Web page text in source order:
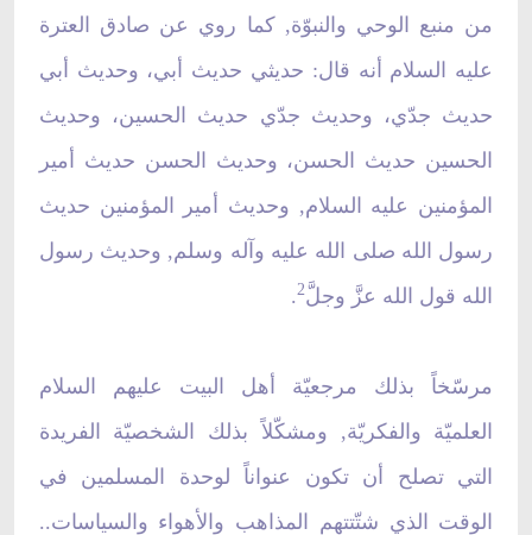
من منبع الوحي والنبوّة, كما روي عن صادق العترة
عليه السلام أنه قال: حديثي حديث أبي، وحديث أبي
حديث جدّي، وحديث جدّي حديث الحسين، وحديث
الحسين حديث الحسن، وحديث الحسن حديث أمير
المؤمنين عليه السلام, وحديث أمير المؤمنين حديث
رسول الله صلى الله عليه وآله وسلم, وحديث رسول
الله قول الله عزَّ وجلَّ2
.
مرسّخاً بذلك مرجعيّة أهل البيت عليهم السلام
العلميّة والفكريّة, ومشكّلاً بذلك الشخصيّة الفريدة
التي تصلح أن تكون عنواناً لوحدة المسلمين في
الوقت الذي شتّتتهم المذاهب والأهواء والسياسات..